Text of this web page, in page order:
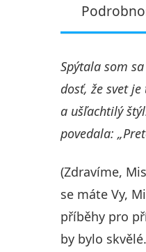
Spýtala som
dosť, že svet
a ušľachtilý
povedala:
(Zdravíme,
se máte Vy,
příběhy pro
by bylo